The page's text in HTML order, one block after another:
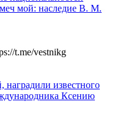
меч мой: наследие В. М.
t.me/vestnikg
известного
Ксению